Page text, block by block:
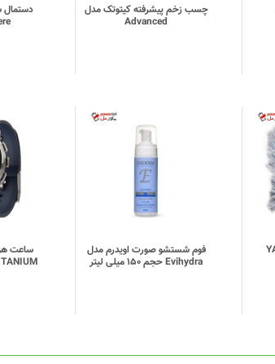
چسب زخم پیشرفته کیتوتک مدل
Advanced
دستمال
فوم شستشو صورت اویدرم مدل
Evihydra حجم 150 میلی لیتر